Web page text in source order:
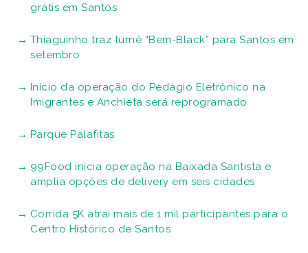
grátis em Santos
Thiaguinho traz turnê “Bem-Black” para Santos em
setembro
Início da operação do Pedágio Eletrônico na
Imigrantes e Anchieta será reprogramado
Parque Palafitas
99Food inicia operação na Baixada Santista e
amplia opções de delivery em seis cidades
Corrida 5K atrai mais de 1 mil participantes para o
Centro Histórico de Santos